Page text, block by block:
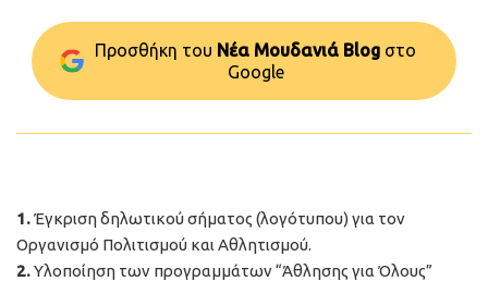
Προσθήκη του Νέα Μουδανιά Blog στo
Google
1.Έγκριση δηλωτικού σήματος (λογότυπου) για τον
Οργανισμό Πολιτισμού και Αθλητισμού.
2.Υλοποίηση των προγραμμάτων “Άθλησης για Όλους”